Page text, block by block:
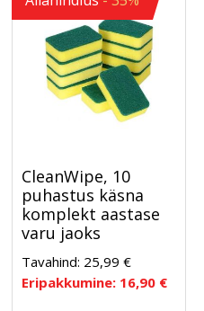
CleanWipe, 10
puhastus käsna
komplekt aastase
varu jaoks
Tavahind: 25,99 €
Eripakkumine: 16,90 €